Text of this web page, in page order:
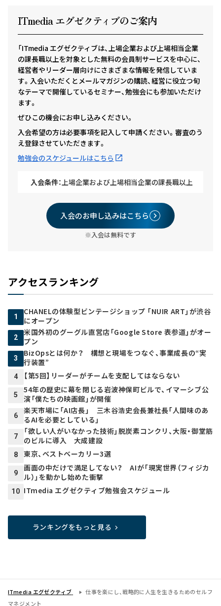
ITmedia エグゼクティ ブのご案内
「ITmedia エグゼクティブは、上場企業および上場相当企業
の課長職以上を対象とした無料の会員制サービスを中心に、
経営者やリーダー層向けにさまざまな情報を発信していま
す。入会いただくとメールマガジンの購読、経営に役立つ旬
なテーマで開催しているセミナー、勉強会にも参加いただけ
ます。
ぜひこの機会にお申し込みください。
入会希望の方は必要事項を記入して申請ください。審査のう
え登録させていただきます。
勉強会のスケジュールはこちら
入会条件： 上場企業および上場相当企業の課長職以上
入会のお申し込みはこちら
※入会は無料です
アクセスランキング
1
CHANELの体験型ビンテージショップ 「NUIR ART」が渋谷
にオープン
2
米国外初のグーグル直営店「Google Store 表参道」がオー
プン
3
BizOpsとは何か？ 構想と現場をつなぐ、事業成長の“実
行装置”
4 【第5回】リーダーがチームを支配してはならない
5
54年の歴史に幕を閉じる岩波神保町ビルで、イマーシブ公
演「僕たちの映画館」が開催
6
楽天市場に「AI店長」 三木谷浩史会長兼社長「人間味のあ
るAIを必要としている」
7
「欲しい人がいなかった技術」脱炭素コンクリ、大阪・御堂筋
のビルに導入 大成建設
8 東京、ベストベーカリー3選
9
画面の中だけで満足してない？ AIが「現実世界（フィジカ
ル）」を動かし始めた衝撃
10 ITmedia エグゼクティブ勉強会スケジュール
ランキングをもっと見る
ITmedia エグゼクティブ
仕事を楽にし、戦略的に人生を生きるためのセルフ
マネジメント